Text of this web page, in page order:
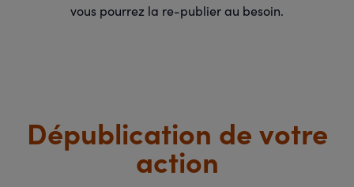
vous pourrez la re-publier au besoin.
Dépublication de votre
action